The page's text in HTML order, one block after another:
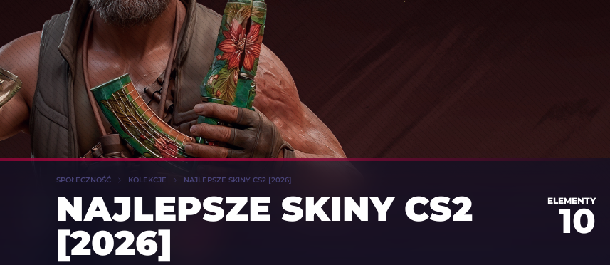
SPOŁECZNOŚĆ KOLEKCJE NAJLEPSZE SKINY CS2 [2026]
NAJLEPSZE SKINY CS2
[2026]
ELEMENTY
10